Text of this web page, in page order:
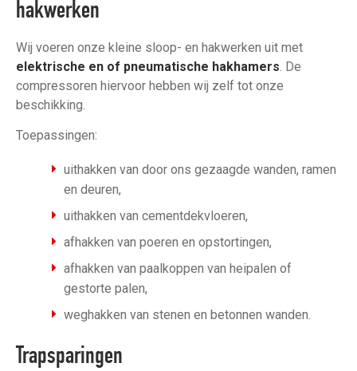
hakwerken
Wij voeren onze kleine sloop- en hakwerken uit met
elektrische en of pneumatische hakhamers. De
compressoren hiervoor hebben wij zelf tot onze
beschikking.
Toepassingen:
uithakken van door ons gezaagde wanden, ramen
en deuren,
uithakken van cementdekvloeren,
afhakken van poeren en opstortingen,
afhakken van paalkoppen van heipalen of
gestorte palen,
weghakken van stenen en betonnen wanden.
Trapsparingen